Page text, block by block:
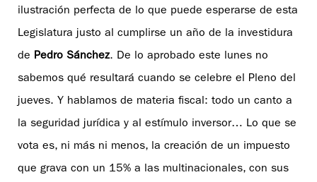
ilustración perfecta de lo que puede esperarse de esta
Legislatura justo al cumplirse un año de la investidura
de Pedro Sánchez. De lo aprobado este lunes no
sabemos qué resultará cuando se celebre el Pleno del
jueves. Y hablamos de materia fiscal: todo un canto a
la seguridad jurídica y al estímulo inversor… Lo que se
vota es, ni más ni menos, la creación de un impuesto
que grava con un 15% a las multinacionales, con sus